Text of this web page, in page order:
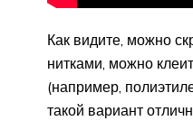
Как видите, можно
нитками, можно
(например,
такой вариант